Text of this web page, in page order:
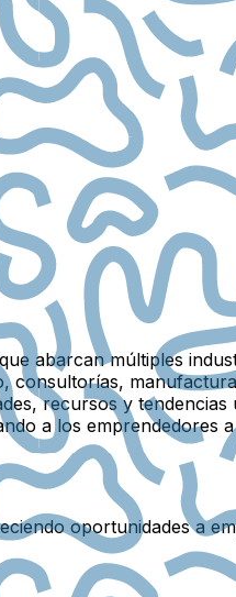
abarcan múltiples
consultorías,
recursos y tendencias
a los emprendedores
oportunidades a